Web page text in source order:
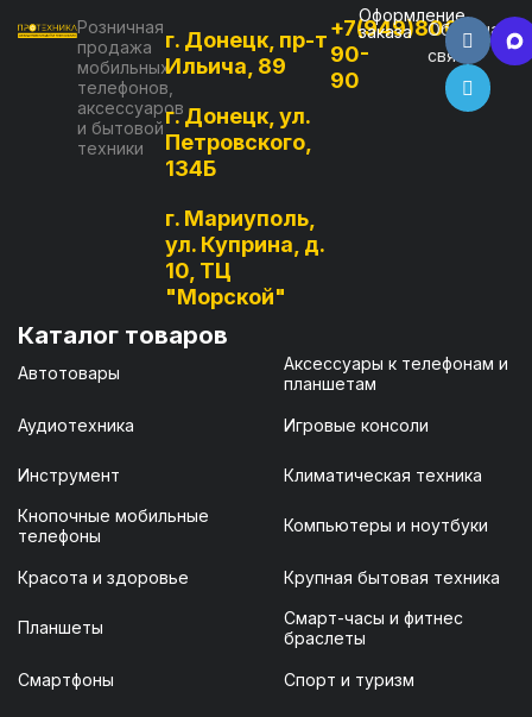
Розничная
продажа
мобильных
телефонов,
аксессуаров
и бытовой
техники
г. Донецк, пр-т
Ильича, 89
г. Донецк, ул.
Петровского,
134Б
г. Мариуполь,
ул. Куприна, д.
10, ТЦ
"Морской"
+7(949)800-
90-
90
Оформление
заказа
Обратная
связь
Каталог товаров
Автотовары
Аксессуары к телефонам и
планшетам
Аудиотехника Игровые консоли
Инструмент Климатическая техника
Кнопочные мобильные
телефоны
Компьютеры и ноутбуки
Красота и здоровье Крупная бытовая техника
Планшеты
Смарт-часы и фитнес
браслеты
Смартфоны Спорт и туризм